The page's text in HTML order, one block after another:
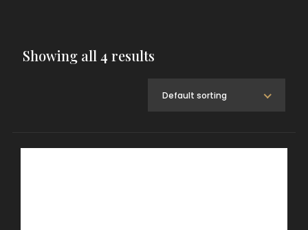
Showing all 4 results
Default sorting